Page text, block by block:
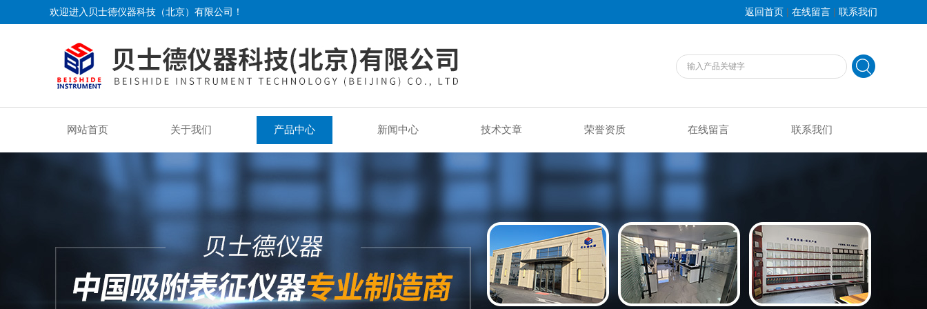
欢迎进入贝士德仪器科技（北京）有限公司！ 返回首页 | 在线留言 | 联系我们
网站首页 关于我们 产品中心 新闻中心 技术文章 荣誉资质 在线留言 联系我们